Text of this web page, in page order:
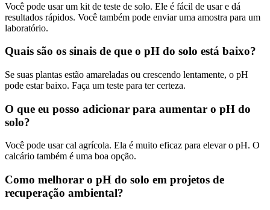
Você pode usar um kit de teste de solo. Ele é fácil de usar e dá
resultados rápidos. Você também pode enviar uma amostra para um
laboratório.
Quais são os sinais de que o pH do solo está baixo?
Se suas plantas estão amareladas ou crescendo lentamente, o pH
pode estar baixo. Faça um teste para ter certeza.
O que eu posso adicionar para aumentar o pH do
solo?
Você pode usar cal agrícola. Ela é muito eficaz para elevar o pH. O
calcário também é uma boa opção.
Como melhorar o pH do solo em projetos de
recuperação ambiental?